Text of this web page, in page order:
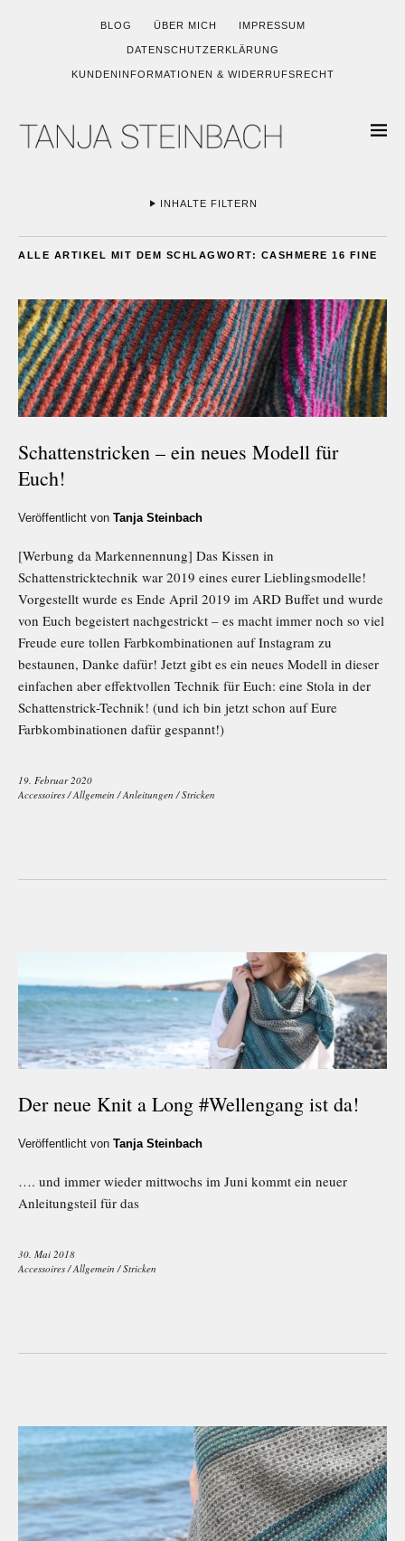
BLOG ÜBER MICH IMPRESSUM
DATENSCHUTZERKLÄRUNG
KUNDENINFORMATIONEN & WIDERRUFSRECHT
INHALTE FILTERN
ALLE ARTIKEL MIT DEM SCHLAGWORT: CASHMERE 16 FINE
Schattenstricken – ein neues Modell für
Euch!
Veröffentlicht von Tanja Steinbach
[Werbung da Markennennung] Das Kissen in
Schattenstricktechnik war 2019 eines eurer Lieblingsmodelle!
Vorgestellt wurde es Ende April 2019 im ARD Buffet und wurde
von Euch begeistert nachgestrickt – es macht immer noch so viel
Freude eure tollen Farbkombinationen auf Instagram zu
bestaunen, Danke dafür! Jetzt gibt es ein neues Modell in dieser
einfachen aber effektvollen Technik für Euch: eine Stola in der
Schattenstrick-Technik! (und ich bin jetzt schon auf Eure
Farbkombinationen dafür gespannt!)
19. Februar 2020
Accessoires /Allgemein /Anleitungen /Stricken
Der neue Knit a Long #Wellengang ist da!
Veröffentlicht von Tanja Steinbach
…. und immer wieder mittwochs im Juni kommt ein neuer
Anleitungsteil für das
30. Mai 2018
Accessoires/Allgemein /Stricken